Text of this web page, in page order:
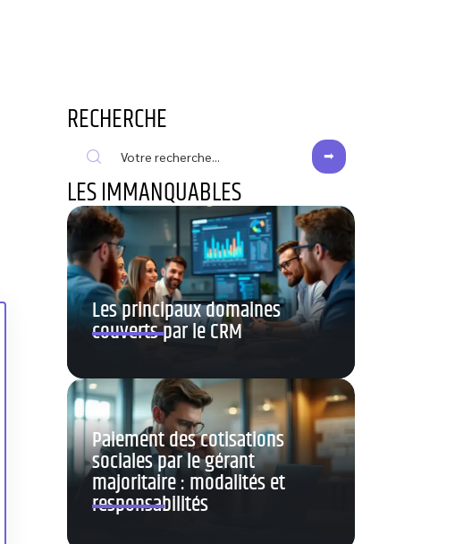
RECHERCHE
LES IMMANQUABLES
Les principaux domaines
couverts par le CRM
Paiement des cotisations
sociales par le gérant
majoritaire : modalités et
responsabilités